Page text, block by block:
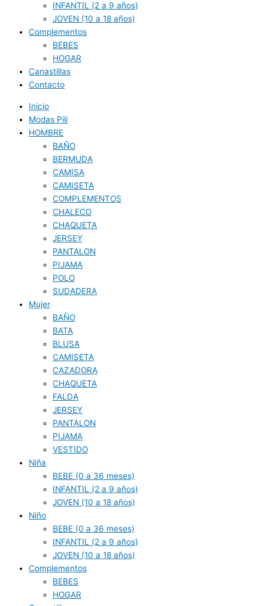
INFANTIL (2 a 9 años)
JOVEN (10 a 18 años)
Complementos
BEBES
HOGAR
Canastillas
Contacto
Inicio
Modas Pili
HOMBRE
BAÑO
BERMUDA
CAMISA
CAMISETA
COMPLEMENTOS
CHALECO
CHAQUETA
JERSEY
PANTALON
PIJAMA
POLO
SUDADERA
Mujer
BAÑO
BATA
BLUSA
CAMISETA
CAZADORA
CHAQUETA
FALDA
JERSEY
PANTALON
PIJAMA
VESTIDO
Niña
BEBE (0 a 36 meses)
INFANTIL (2 a 9 años)
JOVEN (10 a 18 años)
Niño
BEBE (0 a 36 meses)
INFANTIL (2 a 9 años)
JOVEN (10 a 18 años)
Complementos
BEBES
HOGAR